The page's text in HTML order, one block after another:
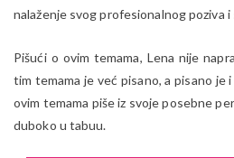
nalaženje svog profesionalnog poziva
Pišući o ovim temama, Lena nije
tim temama je već pisano, a pisano je
ovim temama piše iz svoje posebne
duboko u tabuu.